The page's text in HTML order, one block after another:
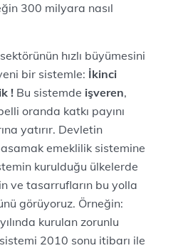
300 milyara nasıl
hızlı büyümesini
bir sistemle: İkinci
! Bu sistemde işveren,
oranda katkı payını
yatırır. Devletin
emeklilik sistemine
kurulduğu ülkelerde
ve tasarrufların bu yolla
görüyoruz. Örneğin:
kurulan zorunlu
2010 sonu itibarı ile